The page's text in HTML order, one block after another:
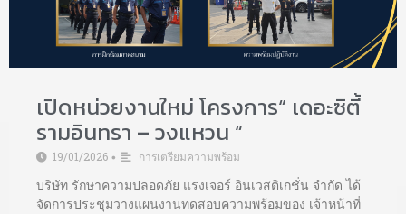
เปิดหน่วยงานใหม่ โครงการ“ เดอะซิตี้
รามอินทรา – วงแหวน “
19/01/2026 • การเตรียมความพร้อม
บริษัท รักษาความปลอดภัย แรงเจอร์ อินเวสติเกชั่น จำกัด ได้
จัดการประชุมวางแผนงานทดสอบความพร้อมของ เจ้าหน้าที่